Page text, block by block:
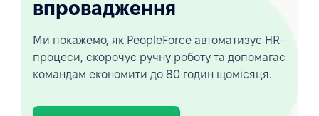
впровадження
Ми покажемо, як PeopleForce автоматизує HR-
процеси, скорочує ручну роботу та допомагає
командам економити до 80 годин щомісяця.